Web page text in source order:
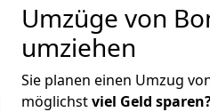
Umzüge von
umziehen
Sie planen einen Umzug
möglichstviel Geld